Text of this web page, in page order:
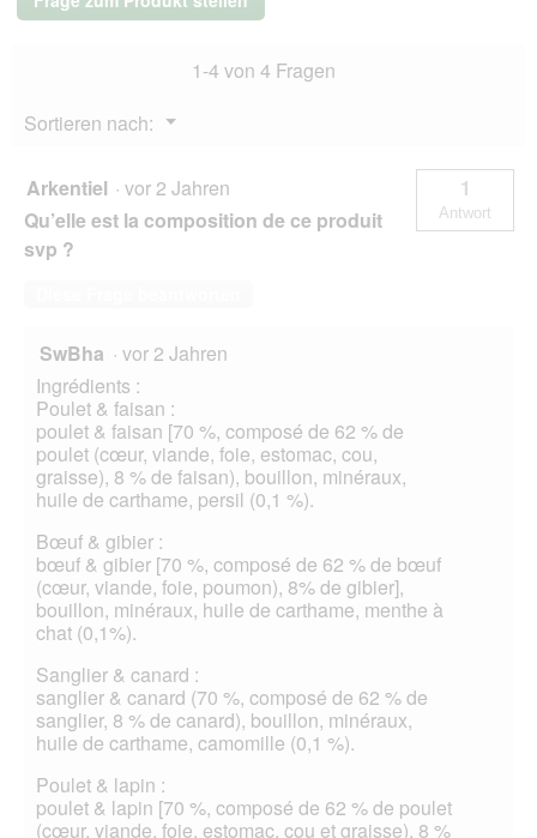
400g
1-4 von 4 Fragen
Sortieren nach:
▼
Menü
Arkentiel · vor 2 Jahren
Qu’elle est la composition de ce produit
svp ?
1
Antwort
SwBha · vor 2 Jahren
Ingrédients :
Poulet & faisan :
poulet & faisan [70 %, composé de 62 % de
poulet (cœur, viande, foie, estomac, cou,
graisse), 8 % de faisan), bouillon, minéraux,
huile de carthame, persil (0,1 %).
Bœuf & gibier :
bœuf & gibier [70 %, composé de 62 % de bœuf
(cœur, viande, foie, poumon), 8% de gibier],
bouillon, minéraux, huile de carthame, menthe à
chat (0,1%).
Sanglier & canard :
sanglier & canard (70 %, composé de 62 % de
sanglier, 8 % de canard), bouillon, minéraux,
huile de carthame, camomille (0,1 %).
Poulet & lapin :
poulet & lapin [70 %, composé de 62 % de poulet
(cœur, viande, foie, estomac, cou et graisse), 8 %